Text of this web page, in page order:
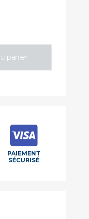
panier
PAIEMENT
SÉCURISÉ